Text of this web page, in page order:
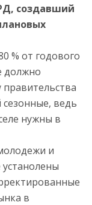
создавший
% от годового
должно
правительства
сезонные, ведь
нужны в
и
в